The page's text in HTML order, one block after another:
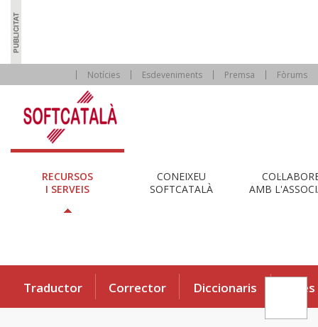
Notícies Esdeveniments Premsa Fòrums
RECURSOS
I SERVEIS
CONEIXEU
SOFTCATALÀ
AMB
Traductor Corrector Diccionaris Eines